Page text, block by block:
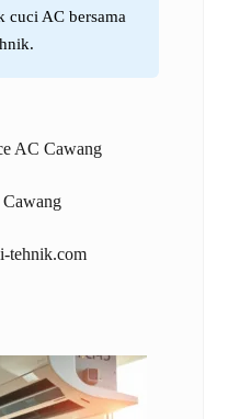
cuci AC bersama
AC Cawang
Cawang
tehnik.com